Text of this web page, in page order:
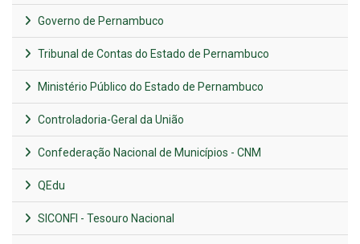
Governo de Pernambuco
Tribunal de Contas do Estado de Pernambuco
Ministério Público do Estado de Pernambuco
Controladoria-Geral da União
Confederação Nacional de Municípios - CNM
QEdu
SICONFI - Tesouro Nacional